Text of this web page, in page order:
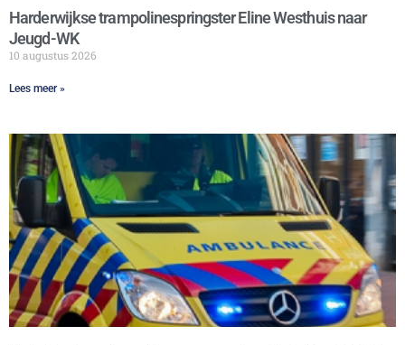
Harderwijkse trampolinespringster Eline Westhuis naar
Jeugd-WK
10 augustus 2026
Lees meer »